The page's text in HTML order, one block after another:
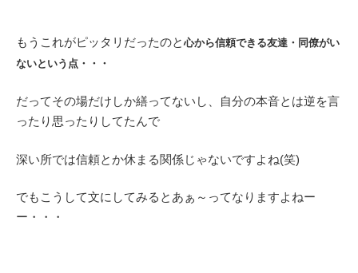
もうこれがピッタリだったのと心から信頼できる友達・同僚がい
ないという点・・・
だってその場だけしか繕ってないし、自分の本音とは逆を言
ったり思ったりしてたんで
深い所では信頼とか休まる関係じゃないですよね(笑)
でもこうして文にしてみるとあぁ～ってなりますよねー
ー・・・